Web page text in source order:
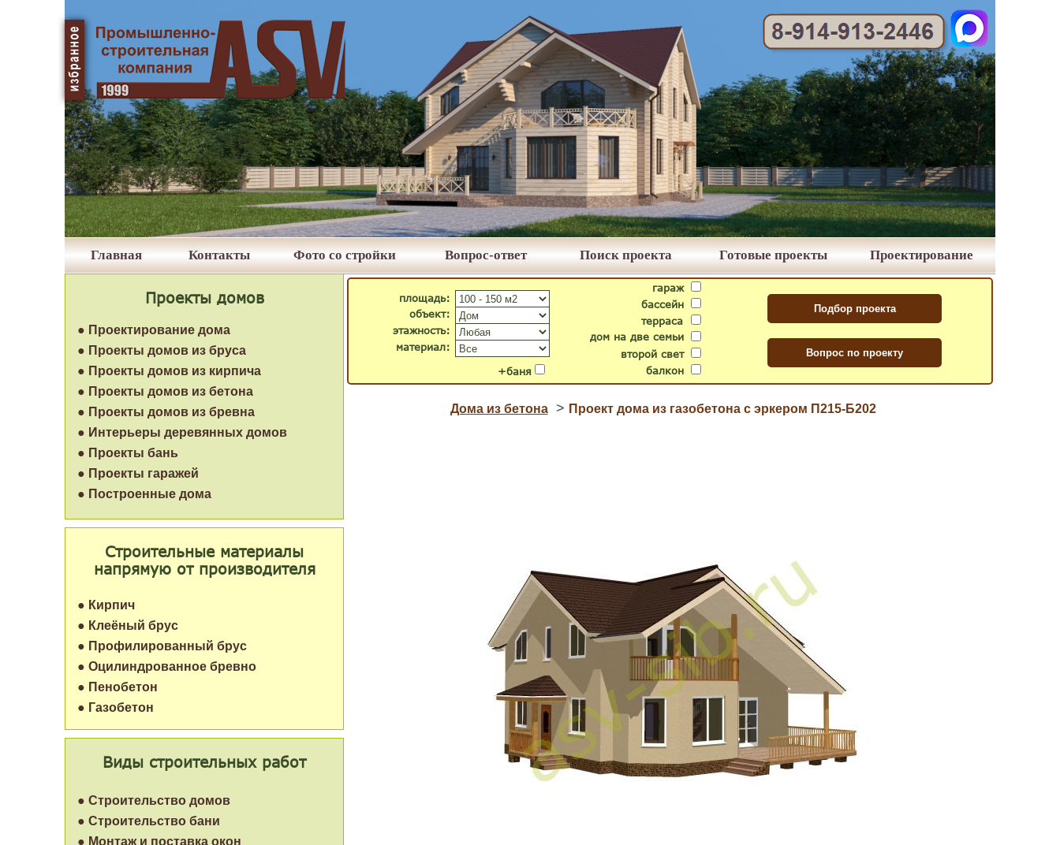
Главная Фото со стройки
Контакты Вопрос-ответ Поиск проекта Готовые проекты Проектирование
Проекты домов
Виды строительных работ
● Строительство домов
● Строительство бани
● Монтаж и поставка окон
Строительные материалы
напрямую от производителя
● Кирпич
● Клеёный брус
● Профилированный брус
● Оцилиндрованное бревно
● Пенобетон
● Газобетон
● Проектирование дома
● Проекты домов из бруса
● Проекты домов из кирпича
● Проекты домов из бетона
● Проекты домов из бревна
● Интерьеры деревянных домов
● Проекты бань
● Проекты гаражей
● Построенные дома
гараж
бассейн
второй свет
дом на две семьи
терраса
балкон
+баня
объект:
материал:
площадь:
этажность:
Дома из бетона > Проект дома из газобетона с эркером П215-Б202